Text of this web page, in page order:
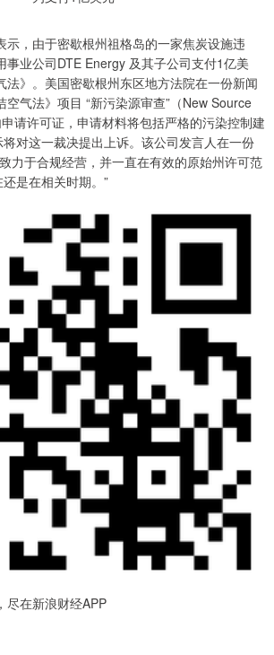
，由于密歇根州祖格岛的一家焦炭设施违
事业公司DTE Energy 及其子公司支付1亿美
法》。美国密歇根州东区地方法院在一份新闻
气法》项目 “新污染源审查”（New Source
请许可证，申请材料将包括严格的污染控制建
对这一裁决提出上诉。该公司发言人在一份
力于合规经营，并一直在有效的原始州许可范
是在相关时期。”
尽在新浪财经APP